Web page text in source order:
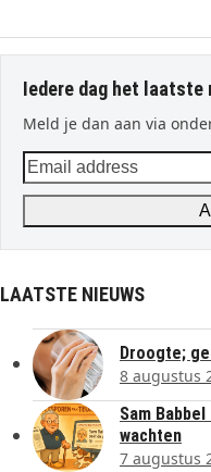
Iedere dag het laatste
Meld je dan aan via
Email
address
LAATSTE NIEUWS
Droogte;
8 augustus
Sam
wachten
7 augustus